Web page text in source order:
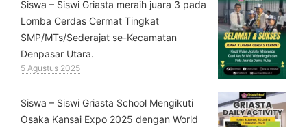
Siswa – Siswi Griasta meraih juara 3 pada
Lomba Cerdas Cermat Tingkat
SMP/MTs/Sederajat se-Kecamatan
Denpasar Utara.
5 Agustus 2025
Siswa – Siswi Griasta School Mengikuti
Osaka Kansai Expo 2025 dengan World